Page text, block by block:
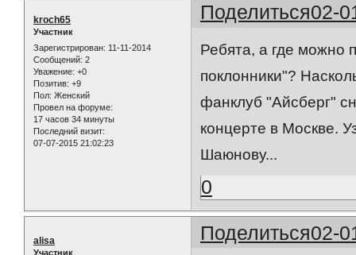
Поделиться02-
kroch65
Участник
Зарегистрирован: 11-11-2014
Сообщений: 2
Уважение: +0
Позитив: +9
Пол: Женский
Провел на форуме:
17 часов 34 минуты
Последний визит:
07-07-2015 21:02:23
Ребята, а где можно
поклонники"?
фанклуб "Айсберг"
концерте в Москве.
Шаюнову...
0
Поделиться02-
alisa
Участник